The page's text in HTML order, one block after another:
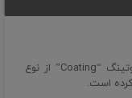
کاغذ گلاسه نوعی کاغذ مرغوب با روکش یا کوتینگ “Coating” از نوع
است.